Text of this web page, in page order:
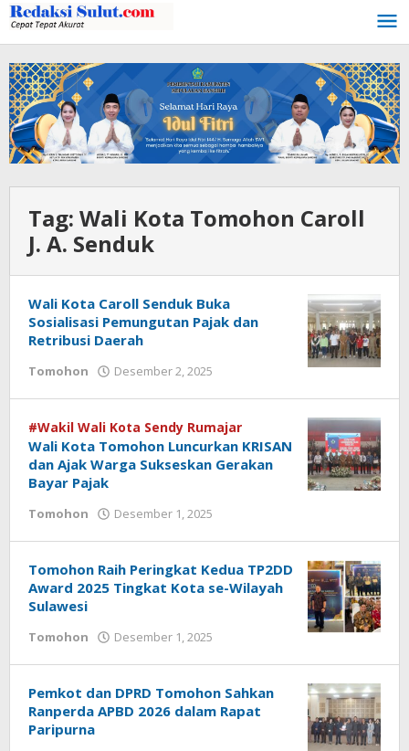
Lewati
ke
konten
Tag: Wali Kota Tomohon Caroll
J. A. Senduk
Wali Kota Caroll Senduk Buka
Sosialisasi Pemungutan Pajak dan
Retribusi Daerah
Tomohon Desember 2, 2025
#Wakil Wali Kota Sendy Rumajar
Wali Kota Tomohon Luncurkan KRISAN
dan Ajak Warga Sukseskan Gerakan
Bayar Pajak
Tomohon Desember 1, 2025
Tomohon Raih Peringkat Kedua TP2DD
Award 2025 Tingkat Kota se-Wilayah
Sulawesi
Tomohon Desember 1, 2025
Pemkot dan DPRD Tomohon Sahkan
Ranperda APBD 2026 dalam Rapat
Paripurna